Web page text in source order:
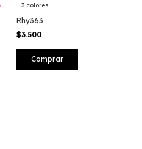
3 colores
Rhy363
$3.500
Comprar